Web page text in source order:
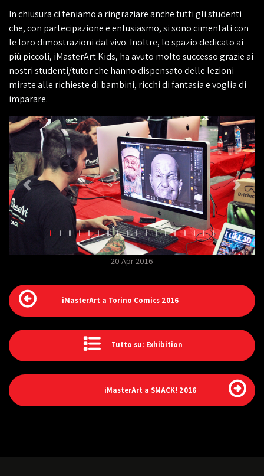
In chiusura ci teniamo a ringraziare anche tutti gli studenti
che, con partecipazione e entusiasmo, si sono cimentati con
le loro dimostrazioni dal vivo. Inoltre, lo spazio dedicato ai
più piccoli, iMasterArt Kids, ha avuto molto successo grazie ai
nostri studenti/tutor che hanno dispensato delle lezioni
mirate alle richieste di bambini, ricchi di fantasia e voglia di
imparare.
20 Apr 2016
iMasterArt a Torino Comics 2016
Tutto su: Exhibition
iMasterArt a SMACK! 2016